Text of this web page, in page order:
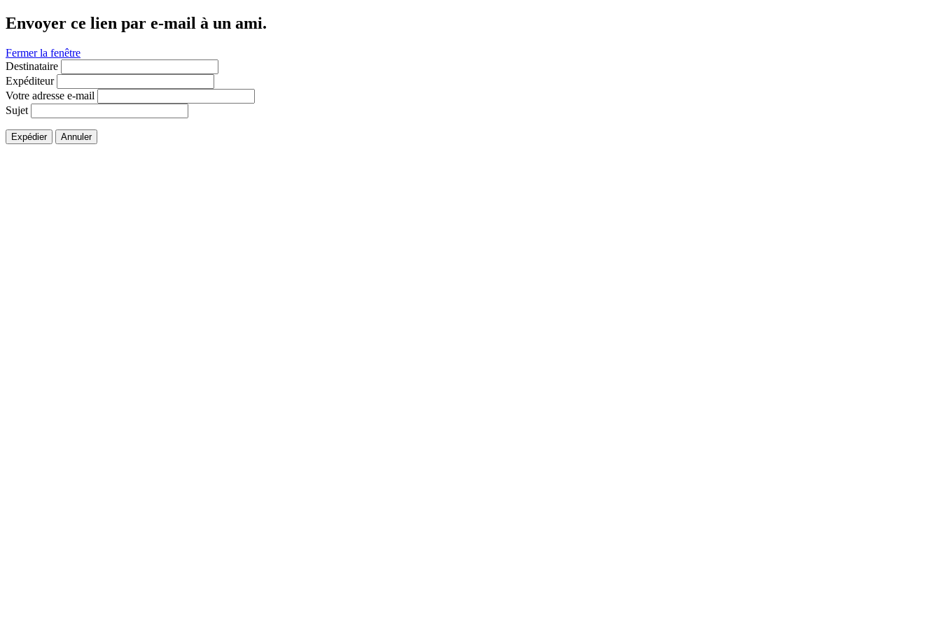
Envoyer ce lien par e-mail à un ami.
Fermer la fenêtre
Destinataire
Expéditeur
Votre adresse e-mail
Sujet
Expédier Annuler